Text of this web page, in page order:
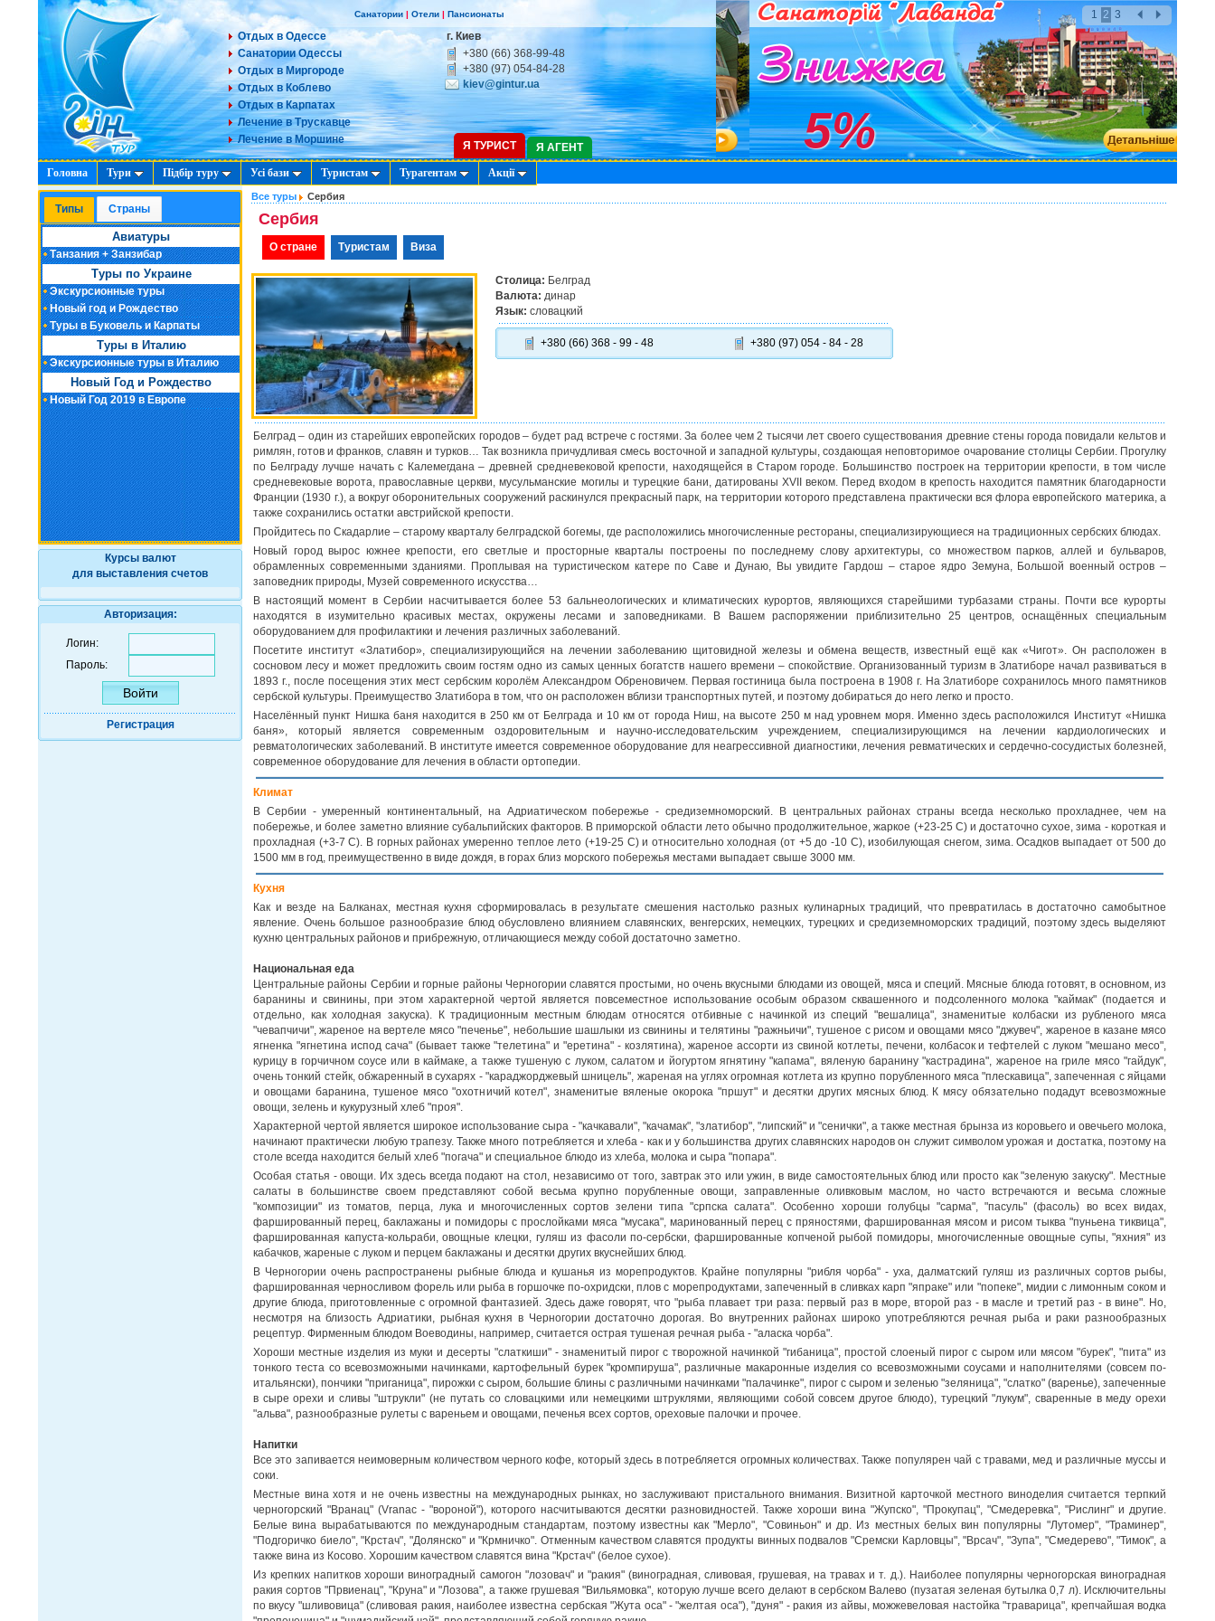
Санатории | Отели | Пансионаты
Я ТУРИСТ Я АГЕНТ
Отдых в Одессе
Санатории Одессы
Отдых в Миргороде
Отдых в Коблево
Отдых в Карпатах
Лечение в Трускавце
Лечение в Моршине
г. Киев
+380 (66) 368-99-48
+380 (97) 054-84-28
kiev@gintur.ua
5%
1 2 3
Головна Тури Підбір туру Усі бази Туристам Турагентам Акції
Типы Cтраны
Авиатуры
Танзания + Занзибар
Туры по Украине
Экскурсионные туры
Новый год и Рождество
Туры в Буковель и Карпаты
Туры в Италию
Экскурсионные туры в Италию
Новый Год и Рождество
Новый Год 2019 в Европе
Курсы валют
для выставления счетов
Авторизация:
Логин:
Пароль:
Регистрация
Все туры Сербия
Сербия
О стране Туристам Виза
Столица: Белград
Валюта: динар
Язык: словацкий
+380 (66) 368 - 99 - 48 +380 (97) 054 - 84 - 28
Белград – один из старейших европейских городов – будет рад встрече с гостями. За более чем 2 тысячи лет своего существования древние стены города повидали кельтов и
римлян, готов и франков, славян и турков… Так возникла причудливая смесь восточной и западной культуры, создающая неповторимое очарование столицы Сербии. Прогулку
по Белграду лучше начать с Калемегдана – древней средневековой крепости, находящейся в Старом городе. Большинство построек на территории крепости, в том числе
средневековые ворота, православные церкви, мусульманские могилы и турецкие бани, датированы XVII веком. Перед входом в крепость находится памятник благодарности
Франции (1930 г.), а вокруг оборонительных сооружений раскинулся прекрасный парк, на территории которого представлена практически вся флора европейского материка, а
также сохранились остатки австрийской крепости.
Пройдитесь по Скадарлие – старому кварталу белградской богемы, где расположились многочисленные рестораны, специализирующиеся на традиционных сербских блюдах.
Новый город вырос южнее крепости, его светлые и просторные кварталы построены по последнему слову архитектуры, со множеством парков, аллей и бульваров,
обрамленных современными зданиями. Проплывая на туристическом катере по Саве и Дунаю, Вы увидите Гардош – старое ядро Земуна, Большой военный остров –
заповедник природы, Музей современного искусства…
В настоящий момент в Сербии насчитывается более 53 бальнеологических и климатических курортов, являющихся старейшими турбазами страны. Почти все курорты
находятся в изумительно красивых местах, окружены лесами и заповедниками. В Вашем распоряжении приблизительно 25 центров, оснащённых специальным
оборудованием для профилактики и лечения различных заболеваний.
Посетите институт «Златибор», специализирующийся на лечении заболеванию щитовидной железы и обмена веществ, известный ещё как «Чигот». Он расположен в
сосновом лесу и может предложить своим гостям одно из самых ценных богатств нашего времени – спокойствие. Организованный туризм в Златиборе начал развиваться в
1893 г., после посещения этих мест сербским королём Александром Обреновичем. Первая гостиница была построена в 1908 г. На Златиборе сохранилось много памятников
сербской культуры. Преимущество Златибора в том, что он расположен вблизи транспортных путей, и поэтому добираться до него легко и просто.
Населённый пункт Нишка баня находится в 250 км от Белграда и 10 км от города Ниш, на высоте 250 м над уровнем моря. Именно здесь расположился Институт «Нишка
баня», который является современным оздоровительным и научно-исследовательским учреждением, специализирующимся на лечении кардиологических и
ревматологических заболеваний. В институте имеется современное оборудование для неагрессивной диагностики, лечения ревматических и сердечно-сосудистых болезней,
современное оборудование для лечения в области ортопедии.
Климат
В Сербии - умеренный континентальный, на Адриатическом побережье - средиземноморский. В центральных районах страны всегда несколько прохладнее, чем на
побережье, и более заметно влияние субальпийских факторов. В приморской области лето обычно продолжительное, жаркое (+23-25 С) и достаточно сухое, зима - короткая и
прохладная (+3-7 С). В горных районах умеренно теплое лето (+19-25 С) и относительно холодная (от +5 до -10 С), изобилующая снегом, зима. Осадков выпадает от 500 до
1500 мм в год, преимущественно в виде дождя, в горах близ морского побережья местами выпадает свыше 3000 мм.
Кухня
Как и везде на Балканах, местная кухня сформировалась в результате смешения настолько разных кулинарных традиций, что превратилась в достаточно самобытное
явление. Очень большое разнообразие блюд обусловлено влиянием славянских, венгерских, немецких, турецких и средиземноморских традиций, поэтому здесь выделяют
кухню центральных районов и прибрежную, отличающиеся между собой достаточно заметно.
Национальная еда
Центральные районы Сербии и горные районы Черногории славятся простыми, но очень вкусными блюдами из овощей, мяса и специй. Мясные блюда готовят, в основном, из
баранины и свинины, при этом характерной чертой является повсеместное использование особым образом сквашенного и подсоленного молока "каймак" (подается и
отдельно, как холодная закуска). К традиционным местным блюдам относятся отбивные с начинкой из специй "вешалица", знаменитые колбаски из рубленого мяса
"чевапчичи", жареное на вертеле мясо "печенье", небольшие шашлыки из свинины и телятины "ражньичи", тушеное с рисом и овощами мясо "джувеч", жареное в казане мясо
ягненка "ягнетина испод сача" (бывает также "телетина" и "еретина" - козлятина), жареное ассорти из свиной котлеты, печени, колбасок и тефтелей с луком "мешано месо",
курицу в горчичном соусе или в каймаке, а также тушеную с луком, салатом и йогуртом ягнятину "капама", вяленую баранину "кастрадина", жареное на гриле мясо "гайдук",
очень тонкий стейк, обжаренный в сухарях - "караджорджевый шницель", жареная на углях огромная котлета из крупно порубленного мяса "плескавица", запеченная с яйцами
и овощами баранина, тушеное мясо "охотничий котел", знаменитые вяленые окорока "пршут" и десятки других мясных блюд. К мясу обязательно подадут всевозможные
овощи, зелень и кукурузный хлеб "проя".
Характерной чертой является широкое использование сыра - "качкавали", "качамак", "златибор", "липский" и "сенички", а также местная брынза из коровьего и овечьего молока,
начинают практически любую трапезу. Также много потребляется и хлеба - как и у большинства других славянских народов он служит символом урожая и достатка, поэтому на
столе всегда находится белый хлеб "погача" и специальное блюдо из хлеба, молока и сыра "попара".
Особая статья - овощи. Их здесь всегда подают на стол, независимо от того, завтрак это или ужин, в виде самостоятельных блюд или просто как "зеленую закуску". Местные
салаты в большинстве своем представляют собой весьма крупно порубленные овощи, заправленные оливковым маслом, но часто встречаются и весьма сложные
"композиции" из томатов, перца, лука и многочисленных сортов зелени типа "српска салата". Особенно хороши голубцы "сарма", "пасуль" (фасоль) во всех видах,
фаршированный перец, баклажаны и помидоры с прослойками мяса "мусака", маринованный перец с пряностями, фаршированная мясом и рисом тыква "пуньена тиквица",
фаршированная капуста-кольраби, овощные клецки, гуляш из фасоли по-сербски, фаршированные копченой рыбой помидоры, многочисленные овощные супы, "яхния" из
кабачков, жареные с луком и перцем баклажаны и десятки других вкуснейших блюд.
В Черногории очень распространены рыбные блюда и кушанья из морепродуктов. Крайне популярны "рибля чорба" - уха, далматский гуляш из различных сортов рыбы,
фаршированная черносливом форель или рыба в горшочке по-охридски, плов с морепродуктами, запеченный в сливках карп "япраке" или "попеке", мидии с лимонным соком и
другие блюда, приготовленные с огромной фантазией. Здесь даже говорят, что "рыба плавает три раза: первый раз в море, второй раз - в масле и третий раз - в вине". Но,
несмотря на близость Адриатики, рыбная кухня в Черногории достаточно дорогая. Во внутренних районах широко употребляются речная рыба и раки разнообразных
рецептур. Фирменным блюдом Воеводины, например, считается острая тушеная речная рыба - "аласка чорба".
Хороши местные изделия из муки и десерты "слаткиши" - знаменитый пирог с творожной начинкой "гибаница", простой слоеный пирог с сыром или мясом "бурек", "пита" из
тонкого теста со всевозможными начинками, картофельный бурек "кромпируша", различные макаронные изделия со всевозможными соусами и наполнителями (совсем по-
итальянски), пончики "приганица", пирожки с сыром, большие блины с различными начинками "палачинке", пирог с сыром и зеленью "зеляница", "слатко" (варенье), запеченные
в сыре орехи и сливы "штрукли" (не путать со словацкими или немецкими штруклями, являющими собой совсем другое блюдо), турецкий "лукум", сваренные в меду орехи
"альва", разнообразные рулеты с вареньем и овощами, печенья всех сортов, ореховые палочки и прочее.
Напитки
Все это запивается неимоверным количеством черного кофе, который здесь в потребляется огромных количествах. Также популярен чай с травами, мед и различные муссы и
соки.
Местные вина хотя и не очень известны на международных рынках, но заслуживают пристального внимания. Визитной карточкой местного виноделия считается терпкий
черногорский "Вранац" (Vranac - "вороной"), которого насчитываются десятки разновидностей. Также хороши вина "Жупско", "Прокупац", "Смедеревка", "Рислинг" и другие.
Белые вина вырабатываются по международным стандартам, поэтому известны как "Мерло", "Совиньон" и др. Из местных белых вин популярны "Лутомер", "Траминер",
"Подгоричко биело", "Крстач", "Долянско" и "Крмничко". Отменным качеством славятся продукты винных подвалов "Сремски Карловцы", "Врсач", "Зупа", "Смедерево", "Тимок", а
также вина из Косово. Хорошим качеством славятся вина "Крстач" (белое сухое).
Из крепких напитков хороши виноградный самогон "лозовач" и "ракия" (виноградная, сливовая, грушевая, на травах и т. д.). Наиболее популярны черногорская виноградная
ракия сортов "Првиенац", "Круна" и "Лозова", а также грушевая "Вильямовка", которую лучше всего делают в сербском Валево (пузатая зеленая бутылка 0,7 л). Исключительны
по вкусу "шливовица" (сливовая ракия, наиболее известна сербская "Жута оса" - "желтая оса"), "дуня" - ракия из айвы, можжевеловая настойка "траварица", крепчайшая водка